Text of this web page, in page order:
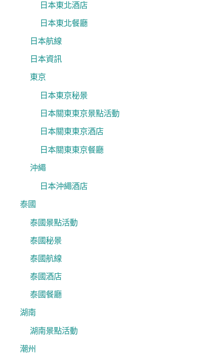
日本東北酒店
日本東北餐廳
日本航線
日本資訊
東京
日本東京秘景
日本關東東京景點活動
日本關東東京酒店
日本關東東京餐廳
沖繩
日本沖繩酒店
泰國
泰國景點活動
泰國秘景
泰國航線
泰國酒店
泰國餐廳
湖南
湖南景點活動
潮州